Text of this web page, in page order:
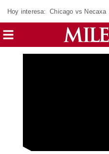
Hoy interesa: Chicago vs Necaxa